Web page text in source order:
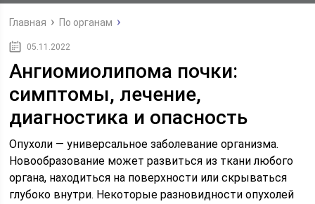
Главная По органам
05.11.2022
Ангиомиолипома почки:
симптомы, лечение,
диагностика и опасность
Опухоли — универсальное заболевание организма.
Новообразование может развиться из ткани любого
органа, находиться на поверхности или скрываться
глубоко внутри. Некоторые разновидности опухолей